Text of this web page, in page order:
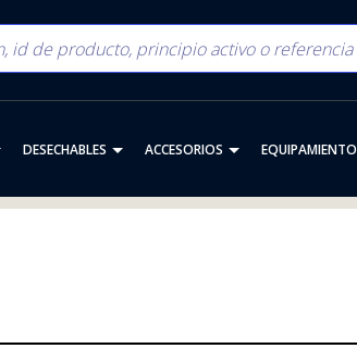
DESECHABLES ACCESORIOS EQUIPAMIENTO